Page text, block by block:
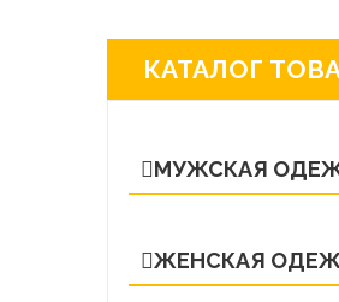
КАТАЛОГ
МУЖСКАЯ
ЖЕНСКАЯ